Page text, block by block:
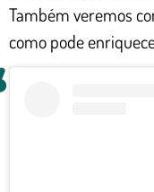
Também veremos
como pode